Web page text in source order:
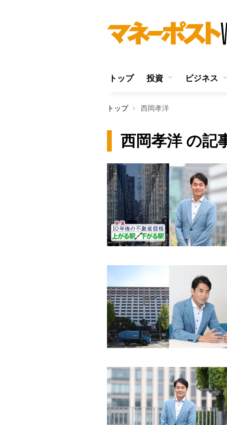
トップ 投資 ビジネス
トップ 西岡孝洋
西岡孝洋 の記